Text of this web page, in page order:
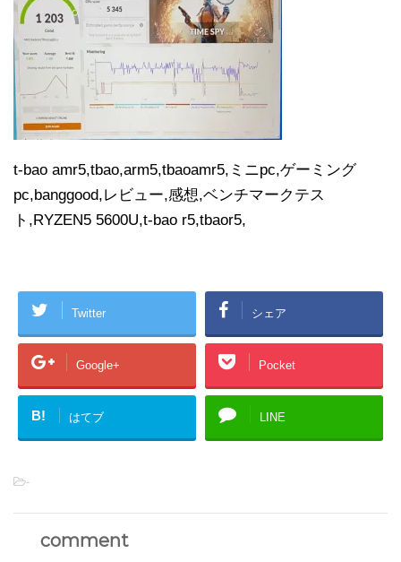
t-bao amr5,tbao,arm5,tbaoamr5,ミニpc,ゲーミング
pc,banggood,レビュー,感想,ベンチマークテス
ト,RYZEN5 5600U,t-bao r5,tbaor5,
Twitter シェア
Google+ Pocket
B! はてブ LINE
-
comment